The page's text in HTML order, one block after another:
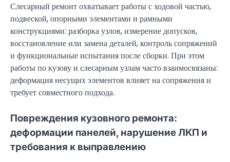
Слесарный ремонт охватывает работы с ходовой частью,
подвеской, опорными элементами и рамными
конструкциями: разборка узлов, измерение допусков,
восстановление или замена деталей, контроль сопряжений
и функциональные испытания после сборки. При этом
работы по кузову и слесарным узлам часто взаимосвязаны:
деформация несущих элементов влияет на сопряжения и
требует совместного подхода.
Повреждения кузовного ремонта:
деформации панелей, нарушение ЛКП и
требования к выправлению